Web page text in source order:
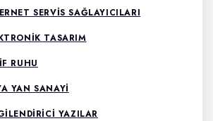
SERVIS SAĞLAYICILARI
TASARIM
RUHU
YAN SANAYI
YAZILAR